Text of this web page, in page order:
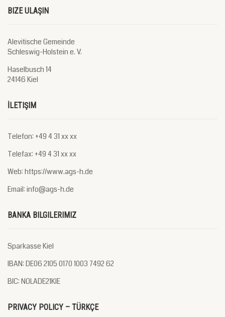
BIZE ULAŞIN
Alevitische Gemeinde
Schleswig-Holstein e. V.
Haselbusch 14
24146 Kiel
İLETIŞIM
Telefon: +49 4 31 xx xx
Telefax: +49 4 31 xx xx
Web: https://www.ags-h.de
Email: info@ags-h.de
BANKA BILGILERIMIZ
Sparkasse Kiel
IBAN: DE06 2105 0170 1003 7492 62
BIC: NOLADE21KIE
PRIVACY POLICY – TÜRKÇE